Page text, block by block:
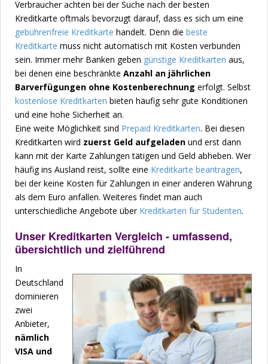
Verbraucher achten bei der Suche nach der besten
Kreditkarte oftmals bevorzugt darauf, dass es sich um eine
gebührenfreie Kreditkarte handelt. Denn die beste
Kreditkarte muss nicht automatisch mit Kosten verbunden
sein. Immer mehr Banken geben günstige Kreditkarten aus,
bei denen eine beschränkte Anzahl an jährlichen
Barverfügungen ohne Kostenberechnung erfolgt. Selbst
kostenlose Kreditkarten bieten häufig sehr gute Konditionen
und eine hohe Sicherheit an.
Eine weite Möglichkeit sind Prepaid Kreditkarten. Bei diesen
Kreditkarten wird zuerst Geld aufgeladen und erst dann
kann mit der Karte Zahlungen tätigen und Geld abheben. Wer
häufig ins Ausland reist, sollte eine Kreditkarte beantragen,
bei der keine Kosten für Zahlungen in einer anderen Währung
als dem Euro anfallen. Weiteres findet man auch
unterschiedliche Angebote über Kreditkarten für Studenten.
Unser Kreditkarten Vergleich - umfassend,
übersichtlich und zielführend
In
Deutschland
dominieren
zwei
Anbieter,
nämlich
VISA und